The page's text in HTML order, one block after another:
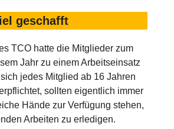
geschafft
TCO hatte die Mitglieder zum
Jahr zu einem Arbeitseinsatz
jedes Mitglied ab 16 Jahren
sollten eigentlich immer
Hände zur Verfügung stehen,
Arbeiten zu erledigen.